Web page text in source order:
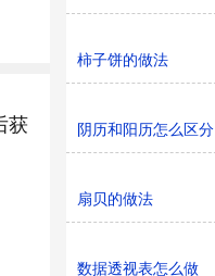
获
柿子饼的做法
阴历和阳历怎么区分
扇贝的做法
数据透视表怎么做